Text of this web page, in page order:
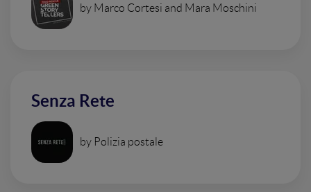
by Marco Cortesi and Mara Moschini
Senza Rete
by Polizia postale